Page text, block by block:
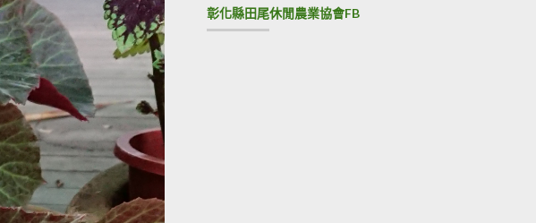
彰化縣田尾休閒農業協會FB